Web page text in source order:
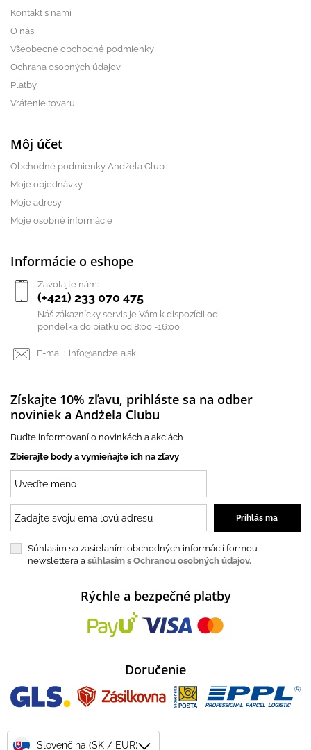
Kontakt s nami
O nás
Všeobecné obchodné podmienky
Ochrana osobných údajov
Platby
Vrátenie tovaru
Môj účet
Obchodné podmienky Andżela Club
Moje objednávky
Moje adresy
Moje osobné informácie
Informácie o eshope
Zavolajte nám:
(+421) 233 070 475
Náš zákaznícky servis je Vám k dispozícii od
pondelka do piatku od 8:00 -16:00
E-mail: info@andzela.sk
Získajte 10% zľavu, prihláste sa na odber
noviniek a Andżela Clubu
Buďte informovaní o novinkách a akciách
Zbierajte body a vymieňajte ich na zľavy
Súhlasím so zasielaním obchodných informácií formou
newslettera a súhlasím s Ochranou osobných údajov.
Rýchle a bezpečné platby
Doručenie
Slovenčina (SK / EUR)